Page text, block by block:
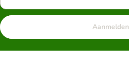
Aanmelden